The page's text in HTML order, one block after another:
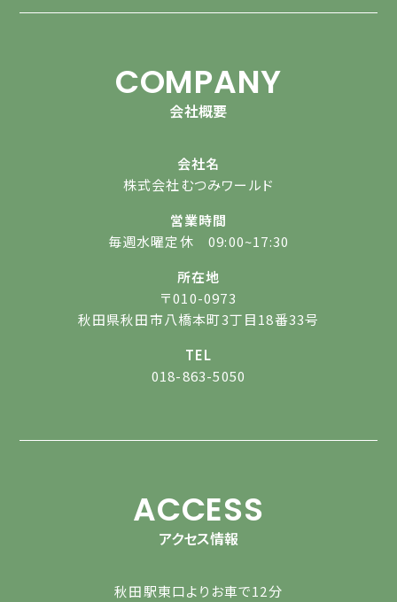
COMPANY
会社概要
会社名
株式会社むつみワールド
営業時間
毎週水曜定休 09:00~17:30
所在地
〒010-0973
秋田県秋田市八橋本町3丁目18番33号
TEL
018-863-5050
ACCESS
アクセス情報
秋田駅東口よりお車で12分